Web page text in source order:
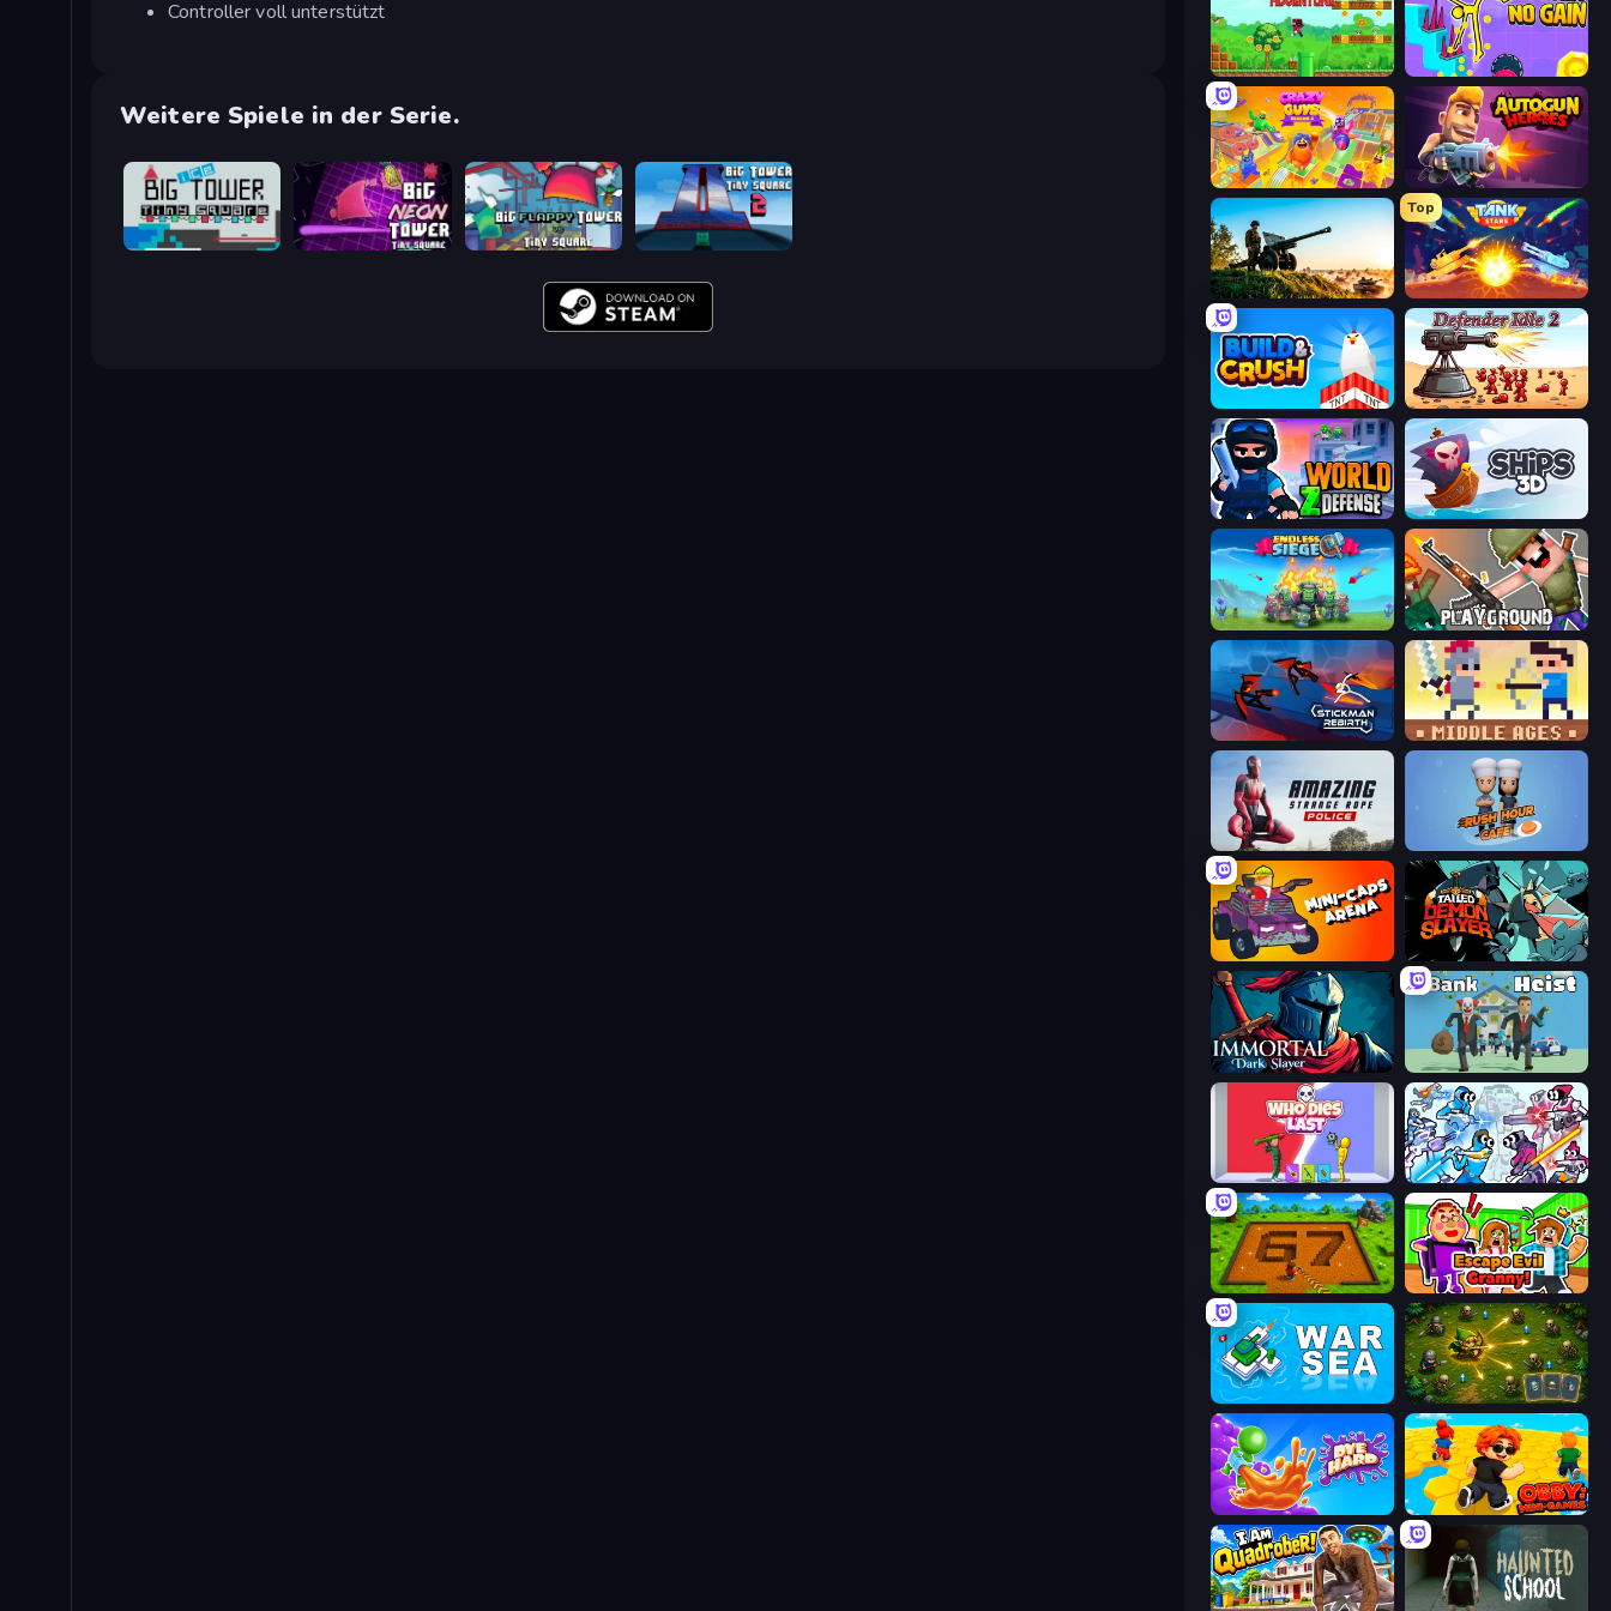
Controller voll unterstützt
Weitere Spiele in der Serie.
Big ICE Tower Tiny Square Big NEON Tower Tiny Square Big FLAPPY Tower Tiny Square Big Tower Tiny Square 2
Super Robo - Adventure No Pain No Gain - Ragdoll Sandbox
Crazy Guys Autogun Heroes
Artillery Vs Tanks
Top
Tank Stars
Build and Crush Defender Idle 2
World Z Defense - Zombie Defense Ships 3D
Endless Siege Playground
Stickman Rebirth Castle Wars: Middle Ages
Amazing Strange Rope Police Rush Hour Cafe
Mini-Caps: Arena Tailed Demon Slayer
Immortal: Dark Slayer Bank Heist
Who Dies Last? Space Wars Battleground
Obby: Dig Brainrots Escape Evil Granny!
War Sea Tiny Ranger
Dye Hard Obby: Mini-Games